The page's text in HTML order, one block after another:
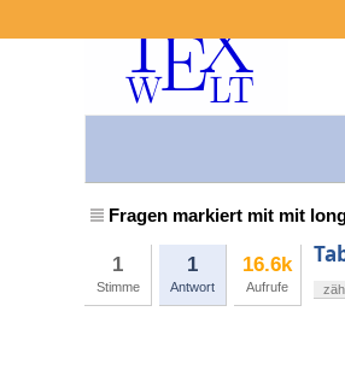
Fragen markiert mit mit
1
Stimme
1
Antwort
16.6k
Aufrufe